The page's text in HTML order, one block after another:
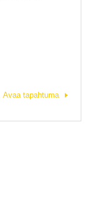
Avaa tapahtuma